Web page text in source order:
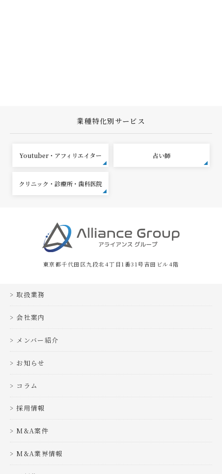
業種特化別サービス
Youtuber・アフィリエイター 占い師
クリニック・診療所・歯科医院
東京都千代田区九段北4丁目1番31号吉田ビル4階
取扱業務
会社案内
メンバー紹介
お知らせ
コラム
採用情報
M&A案件
M&A業界情報